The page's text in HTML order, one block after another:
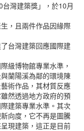
灣建築獎」，於10月
，且兩件作品因緣際
台灣建築回應國際建
級博物館專業水準，
蘭陽溪為鄰的環境陳
術作品，其材質反應
然透過地方政府的預
建築專業水準。其次
向度，它不再是圖騰
現建築，這正是目前